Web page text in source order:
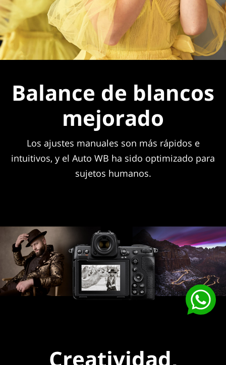
Balance de blancos
mejorado
Los ajustes manuales son más rápidos e
intuitivos, y el Auto WB ha sido optimizado para
sujetos humanos.
Creatividad,